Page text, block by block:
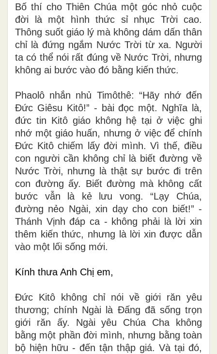
Bố thí cho Thiên Chúa một góc nhỏ cuộc
đời là một hình thức sỉ nhục Trời cao.
Thông suốt giáo lý mà không dám dấn thân
chỉ là đứng ngắm Nước Trời từ xa. Người
ta có thể nói rất đúng về Nước Trời, nhưng
không ai bước vào đó bằng kiến thức.
Phaolô nhắn nhủ Timôthê: “Hãy nhớ đến
Đức Giêsu Kitô!” - bài đọc một. Nghĩa là,
đức tin Kitô giáo không hệ tại ở việc ghi
nhớ một giáo huấn, nhưng ở việc để chính
Đức Kitô chiếm lấy đời mình. Vì thế, điều
con người cần không chỉ là biết đường về
Nước Trời, nhưng là thật sự bước đi trên
con đường ấy. Biết đường mà không cất
bước vẫn là kẻ lưu vong. “Lạy Chúa,
đường nẻo Ngài, xin dạy cho con biết!” -
Thánh Vịnh đáp ca - không phải là lời xin
thêm kiến thức, nhưng là lời xin được dẫn
vào một lối sống mới.
Kính thưa Anh Chị em,
Đức Kitô không chỉ nói về giới răn yêu
thương; chính Ngài là Đấng đã sống trọn
giới răn ấy. Ngài yêu Chúa Cha không
bằng một phần đời mình, nhưng bằng toàn
bộ hiện hữu - đến tận thập giá. Và tại đó,